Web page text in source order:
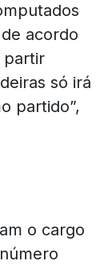
acordo
partir
só irá
partido”,
o cargo